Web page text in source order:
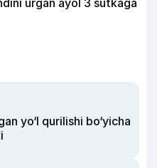
urgan ayol 3 sutkaga
yo‘l qurilishi bo‘yicha